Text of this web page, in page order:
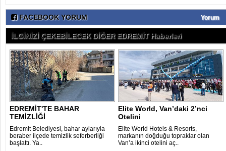
FACEBOOK YORUM Yorum
İLGİNİZİ ÇEKEBİLECEK DİĞER EDREMİT Haberleri
EDREMİT'TE BAHAR
TEMİZLİĞİ
Edremit Belediyesi, bahar aylarıyla
beraber ilçede temizlik seferberliği
başlattı. Ya..
Elite World, Van’daki 2’nci
Otelini
Elite World Hotels & Resorts,
markanın doğduğu topraklar olan
Van’a ikinci otelini aç..